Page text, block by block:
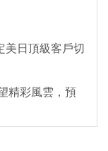
美日頂級客戶切
精彩風雲，預